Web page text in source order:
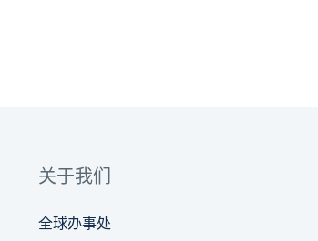
关于我们
全球办事处